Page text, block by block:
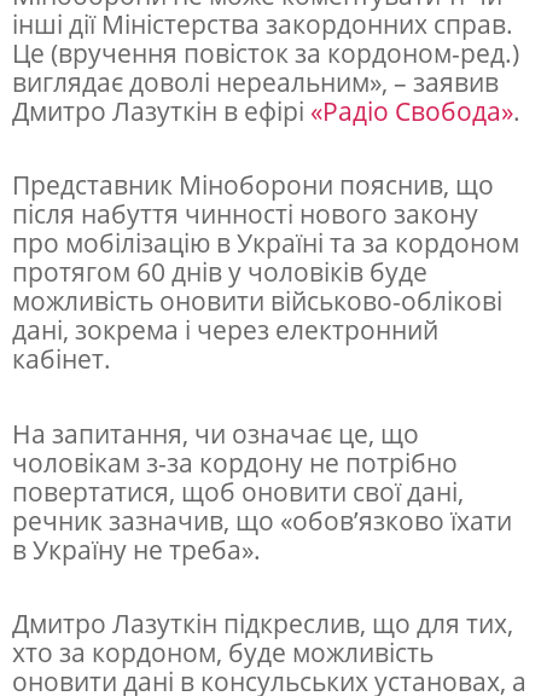
м
з
а
о
р
д
о
н
м
н
е
в
у
ч
інші дії Міністерства закордонних справ.
Це (вручення повісток за кордоном-ред.)
виглядає доволі нереальним», – заявив
Дмитро Лазуткін в ефірі «Радіо Свобода».
Представник Міноборони пояснив, що
після набуття чинності нового закону
про мобілізацію в Україні та за кордоном
протягом 60 днів у чоловіків буде
можливість оновити військово-облікові
дані, зокрема і через електронний
кабінет.
На запитання, чи означає це, що
чоловікам з-за кордону не потрібно
повертатися, щоб оновити свої дані,
речник зазначив, що «обов’язково їхати
в Україну не треба».
Дмитро Лазуткін підкреслив, що для тих,
хто за кордоном, буде можливість
оновити дані в консульських установах, а